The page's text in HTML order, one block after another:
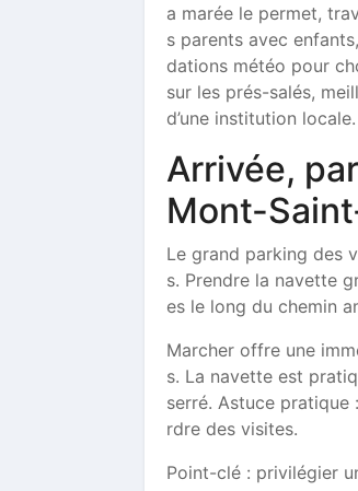
a marée le permet,
s parents avec
dations météo pour
sur les prés-salés,
d’une institution locale.
Arrivée,
Mont-
Le grand parking des
s. Prendre la navette
es le long du chemin
Marcher offre une
s. La navette est
serré. Astuce pratique
rdre des visites.
Point-clé : privilégier